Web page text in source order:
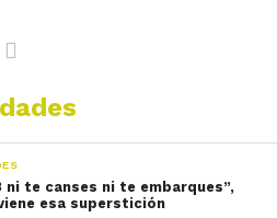
ni te canses ni te embarques”,
esa superstición